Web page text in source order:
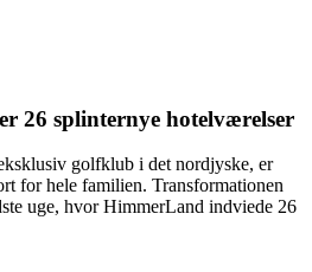
26 splinternye hotelværelser
golfklub i det nordjyske, er
for hele familien. Transformationen
uge, hvor HimmerLand indviede 26